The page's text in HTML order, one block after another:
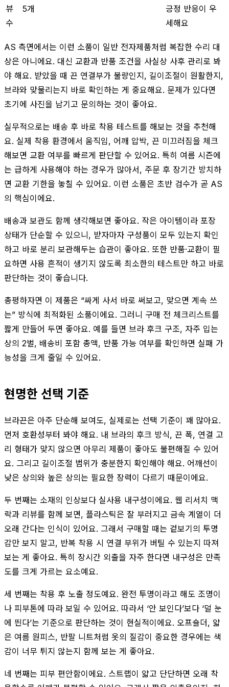
뷰
수
5개
긍정 반응이 우
세해요
AS 측면에서는 이런 소품이 일반 전자제품처럼 복잡한 수리 대
상은 아니에요. 대신 교환과 반품 조건을 사실상 사후 관리로 봐
야 해요. 받았을 때 끈 연결부가 불량인지, 길이조절이 원활한지,
브라와 맞물리는지 바로 확인하는 게 중요해요. 문제가 있다면
초기에 사진을 남기고 문의하는 것이 좋아요.
실무적으로는 배송 후 바로 착용 테스트를 해보는 것을 추천해
요. 실제 착용 환경에서 움직임, 어깨 압박, 끈 미끄러짐을 체크
해보면 교환 여부를 빠르게 판단할 수 있어요. 특히 여름 시즌에
는 급하게 사용해야 하는 경우가 많아서, 주문 후 장기간 방치하
면 교환 기한을 놓칠 수 있어요. 이런 소품은 초반 검수가 곧 AS
의 핵심이에요.
배송과 보관도 함께 생각해보면 좋아요. 작은 아이템이라 포장
상태가 단순할 수 있으니, 받자마자 구성품이 모두 있는지 확인
하고 바로 분리 보관해두는 습관이 좋아요. 또한 반품·교환이 필
요하면 사용 흔적이 생기지 않도록 최소한의 테스트만 하고 바로
판단하는 것이 좋습니다.
총평하자면 이 제품은 “싸게 사서 바로 써보고, 맞으면 계속 쓰
는” 방식에 최적화된 소품이에요. 그러니 구매 전 체크리스트를
짧게 만들어 두면 좋아요. 예를 들면 브라 후크 구조, 자주 입는
상의 2벌, 배송비 포함 총액, 반품 가능 여부를 확인하면 실패 가
능성을 크게 줄일 수 있어요.
현명한 선택 기준
브라끈은 아주 단순해 보여도, 실제로는 선택 기준이 꽤 많아요.
먼저 호환성부터 봐야 해요. 내 브라의 후크 방식, 끈 폭, 연결 고
리 형태가 맞지 않으면 아무리 제품이 좋아도 불편해질 수 있어
요. 그리고 길이조절 범위가 충분한지 확인해야 해요. 어깨선이
낮은 상의와 높은 상의는 필요한 장력이 다르기 때문이에요.
두 번째는 소재의 인상보다 실사용 내구성이에요. 웹 리서치 맥
락과 리뷰를 함께 보면, 플라스틱은 잘 부러지고 금속 계열이 더
오래 간다는 인식이 있어요. 그래서 구매할 때는 겉보기의 투명
감만 보지 말고, 반복 착용 시 연결 부위가 버틸 수 있는지 따져
보는 게 좋아요. 특히 장시간 외출을 자주 한다면 내구성은 만족
도를 크게 가르는 요소예요.
세 번째는 착용 후 노출 정도예요. 완전 투명이라고 해도 조명이
나 피부톤에 따라 보일 수 있어요. 따라서 ‘안 보인다’보다 ‘덜 눈
에 띈다’는 기준으로 판단하는 것이 현실적이에요. 오프숄더, 얇
은 여름 원피스, 반팔 니트처럼 옷의 질감이 중요한 경우에는 색
감이 너무 튀지 않는지 함께 보는 게 좋아요.
네 번째는 피부 편안함이에요. 스트랩이 얇고 단단하면 오래 착